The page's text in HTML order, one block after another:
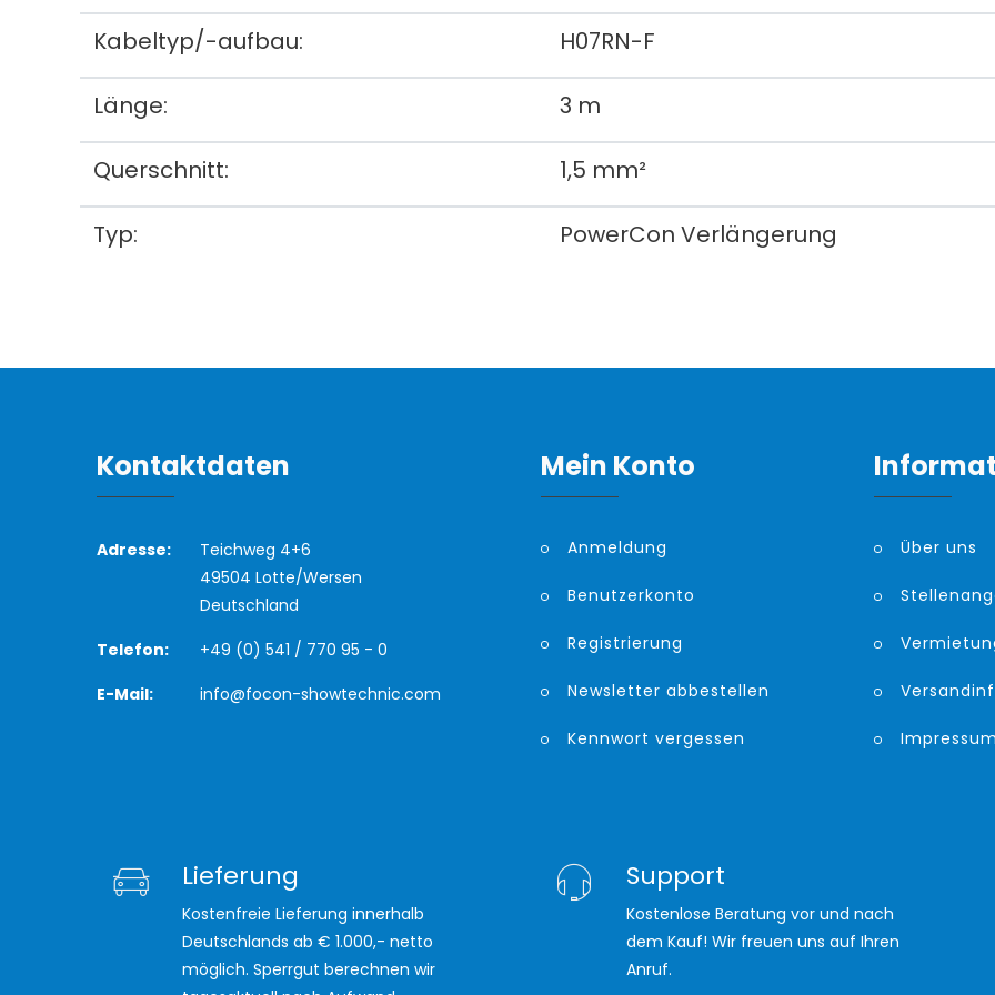
Kabeltyp/-aufbau: H07RN-F
Länge: 3 m
Querschnitt: 1,5 mm²
Typ: PowerCon Verlängerung
Kontaktdaten
Adresse:
Teichweg 4+6
49504 Lotte/Wersen
Deutschland
Telefon:
+49 (0) 541 / 770 95 - 0
E-Mail:
info@focon-showtechnic.com
Mein Konto
Anmeldung
Benutzerkonto
Registrierung
Newsletter abbestellen
Kennwort vergessen
Über uns
Impressum
Lieferung
Kostenfreie Lieferung innerhalb
Deutschlands ab € 1.000,- netto
möglich. Sperrgut berechnen wir
Support
Kostenlose Beratung vor und nach
dem Kauf! Wir freuen uns auf Ihren
Anruf.